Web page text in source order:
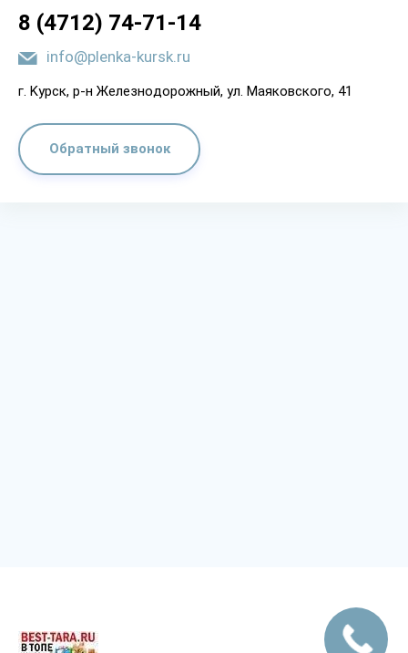
8 (4712) 74-71-14
info@plenka-kursk.ru
г. Kypcк, p-н Жeлeзнoдopoжный, yл. Мaякoвcкoгo, 41
Обратный звонок